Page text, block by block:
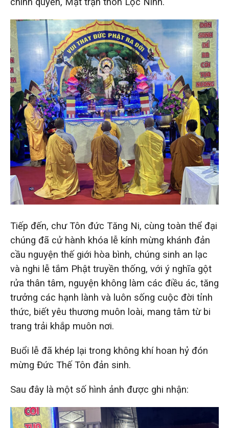
Tiếp đến, chư Tôn đức Tăng Ni, cùng toàn thể đại
chúng đã cử hành khóa lễ kính mừng khánh đản
cầu nguyện thế giới hòa bình, chúng sinh an lạc
và nghi lễ tắm Phật truyền thống, với ý nghĩa gột
rửa thân tâm, nguyện không làm các điều ác, tăng
trưởng các hạnh lành và luôn sống cuộc đời tỉnh
thức, biết yêu thương muôn loài, mang tâm từ bi
trang trải khắp muôn nơi.
Buổi lễ đã khép lại trong không khí hoan hỷ đón
mừng Đức Thế Tôn đản sinh.
Sau đây là một số hình ảnh được ghi nhận: